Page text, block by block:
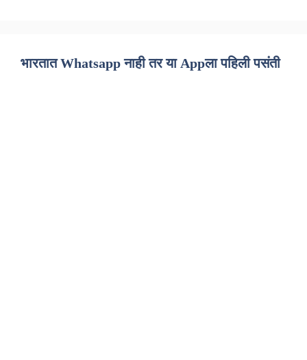
भारतात Whatsapp नाही तर या Appला पहिली पसंती